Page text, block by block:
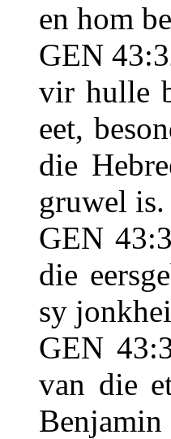
en hom
GEN
vir hulle
eet,
die
gruwel is.
GEN
die
sy
GEN
van die